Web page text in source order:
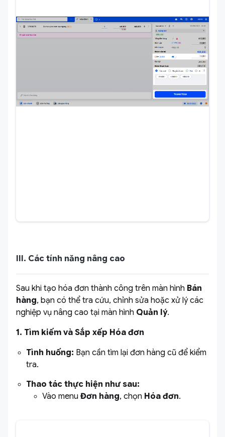
III. Các tính năng nâng cao
Sau khi tạo hóa đơn thành công trên màn hình Bán
hàng, bạn có thể tra cứu, chỉnh sửa hoặc xử lý các
nghiệp vụ nâng cao tại màn hình Quản lý.
1. Tìm kiếm và Sắp xếp Hóa đơn
Tình huống: Bạn cần tìm lại đơn hàng cũ để kiểm
tra.
Thao tác thực hiện như sau:
Vào menu Đơn hàng, chọn Hóa đơn.